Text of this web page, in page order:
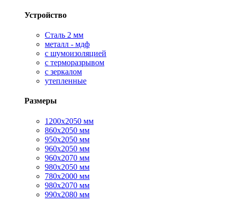
Устройство
Сталь 2 мм
металл - мдф
с шумоизоляцией
с терморазрывом
с зеркалом
утепленные
Размеры
1200х2050 мм
860х2050 мм
950х2050 мм
960х2050 мм
960х2070 мм
980х2050 мм
780х2000 мм
980х2070 мм
990х2080 мм